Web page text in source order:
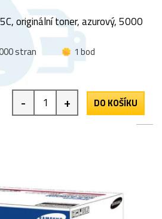
originální toner, azurový, 5000
stran
1 bod
- + DO KOŠÍKU